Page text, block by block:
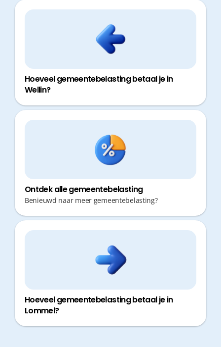
Hoeveel gemeentebelasting betaal je in
Wellin?
Ontdek alle gemeentebelasting
Benieuwd naar meer gemeentebelasting?
Hoeveel gemeentebelasting betaal je in
Lommel?